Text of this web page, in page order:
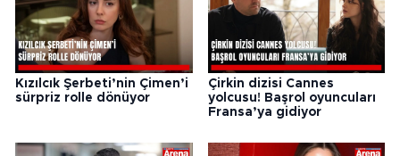
Kızılcık Şerbeti’nin Çimen’i
sürpriz rolle dönüyor
Çirkin dizisi Cannes
yolcusu! Başrol oyuncuları
Fransa’ya gidiyor